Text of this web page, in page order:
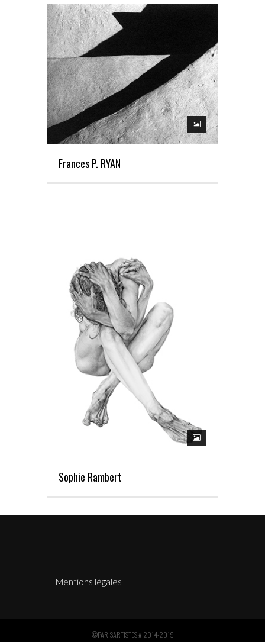
Frances P. RYAN
Sophie Rambert
Mentions légales
©PARISARTISTES # 2014-2019